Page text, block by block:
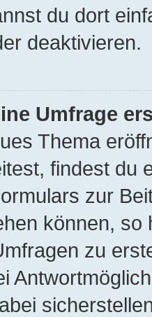
du dort
deaktivieren.
Umfrage
Thema
findest du
zur
können,
zu